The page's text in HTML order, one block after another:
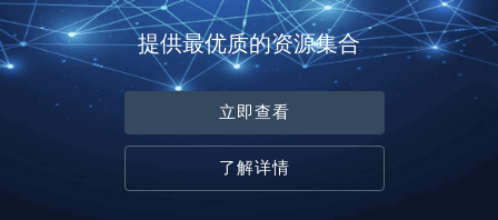
提供最优质的资源集合
立即查看
了解详情